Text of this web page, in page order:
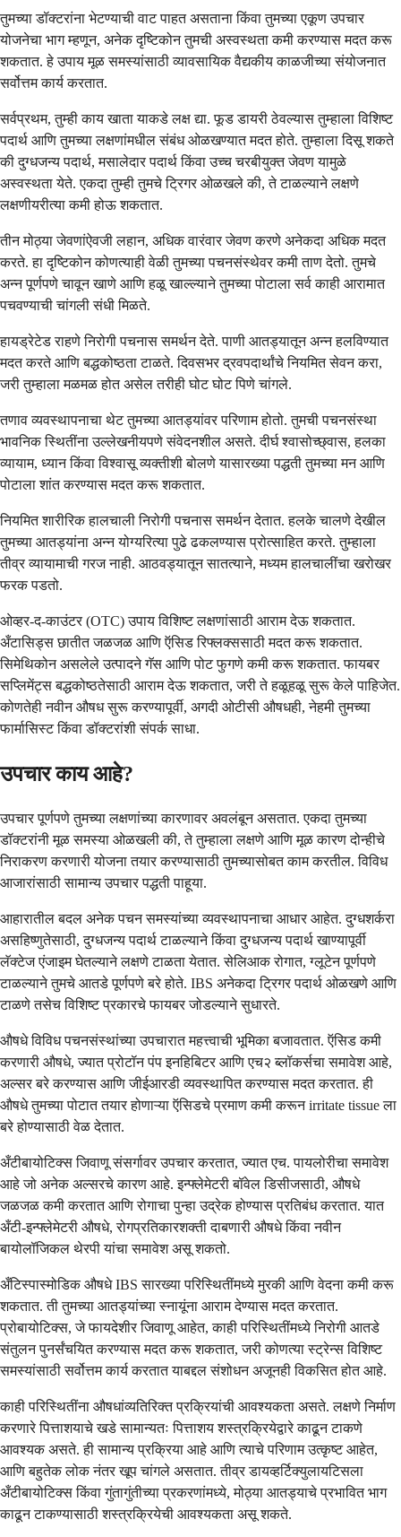
तुमच्या डॉक्टरांना भेटण्याची वाट पाहत असताना किंवा तुमच्या एकूण उपचार
योजनेचा भाग म्हणून, अनेक दृष्टिकोन तुमची अस्वस्थता कमी करण्यास मदत करू
शकतात. हे उपाय मूळ समस्यांसाठी व्यावसायिक वैद्यकीय काळजीच्या संयोजनात
सर्वोत्तम कार्य करतात.
सर्वप्रथम, तुम्ही काय खाता याकडे लक्ष द्या. फूड डायरी ठेवल्यास तुम्हाला विशिष्ट
पदार्थ आणि तुमच्या लक्षणांमधील संबंध ओळखण्यात मदत होते. तुम्हाला दिसू शकते
की दुग्धजन्य पदार्थ, मसालेदार पदार्थ किंवा उच्च चरबीयुक्त जेवण यामुळे
अस्वस्थता येते. एकदा तुम्ही तुमचे ट्रिगर ओळखले की, ते टाळल्याने लक्षणे
लक्षणीयरीत्या कमी होऊ शकतात.
तीन मोठ्या जेवणांऐवजी लहान, अधिक वारंवार जेवण करणे अनेकदा अधिक मदत
करते. हा दृष्टिकोन कोणत्याही वेळी तुमच्या पचनसंस्थेवर कमी ताण देतो. तुमचे
अन्न पूर्णपणे चावून खाणे आणि हळू खाल्ल्याने तुमच्या पोटाला सर्व काही आरामात
पचवण्याची चांगली संधी मिळते.
हायड्रेटेड राहणे निरोगी पचनास समर्थन देते. पाणी आतड्यातून अन्न हलविण्यात
मदत करते आणि बद्धकोष्ठता टाळते. दिवसभर द्रवपदार्थांचे नियमित सेवन करा,
जरी तुम्हाला मळमळ होत असेल तरीही घोट घोट पिणे चांगले.
तणाव व्यवस्थापनाचा थेट तुमच्या आतड्यांवर परिणाम होतो. तुमची पचनसंस्था
भावनिक स्थितींना उल्लेखनीयपणे संवेदनशील असते. दीर्घ श्वासोच्छ्वास, हलका
व्यायाम, ध्यान किंवा विश्वासू व्यक्तीशी बोलणे यासारख्या पद्धती तुमच्या मन आणि
पोटाला शांत करण्यास मदत करू शकतात.
नियमित शारीरिक हालचाली निरोगी पचनास समर्थन देतात. हलके चालणे देखील
तुमच्या आतड्यांना अन्न योग्यरित्या पुढे ढकलण्यास प्रोत्साहित करते. तुम्हाला
तीव्र व्यायामाची गरज नाही. आठवड्यातून सातत्याने, मध्यम हालचालींचा खरोखर
फरक पडतो.
ओव्हर-द-काउंटर (OTC) उपाय विशिष्ट लक्षणांसाठी आराम देऊ शकतात.
अँटासिड्स छातीत जळजळ आणि ऍसिड रिफ्लक्ससाठी मदत करू शकतात.
सिमेथिकोन असलेले उत्पादने गॅस आणि पोट फुगणे कमी करू शकतात. फायबर
सप्लिमेंट्स बद्धकोष्ठतेसाठी आराम देऊ शकतात, जरी ते हळूहळू सुरू केले पाहिजेत.
कोणतेही नवीन औषध सुरू करण्यापूर्वी, अगदी ओटीसी औषधही, नेहमी तुमच्या
फार्मासिस्ट किंवा डॉक्टरांशी संपर्क साधा.
उपचार काय आहे?
उपचार पूर्णपणे तुमच्या लक्षणांच्या कारणावर अवलंबून असतात. एकदा तुमच्या
डॉक्टरांनी मूळ समस्या ओळखली की, ते तुम्हाला लक्षणे आणि मूळ कारण दोन्हीचे
निराकरण करणारी योजना तयार करण्यासाठी तुमच्यासोबत काम करतील. विविध
आजारांसाठी सामान्य उपचार पद्धती पाहूया.
आहारातील बदल अनेक पचन समस्यांच्या व्यवस्थापनाचा आधार आहेत. दुग्धशर्करा
असहिष्णुतेसाठी, दुग्धजन्य पदार्थ टाळल्याने किंवा दुग्धजन्य पदार्थ खाण्यापूर्वी
लॅक्टेज एंजाइम घेतल्याने लक्षणे टाळता येतात. सेलिआक रोगात, ग्लूटेन पूर्णपणे
टाळल्याने तुमचे आतडे पूर्णपणे बरे होते. IBS अनेकदा ट्रिगर पदार्थ ओळखणे आणि
टाळणे तसेच विशिष्ट प्रकारचे फायबर जोडल्याने सुधारते.
औषधे विविध पचनसंस्थांच्या उपचारात महत्त्वाची भूमिका बजावतात. ऍसिड कमी
करणारी औषधे, ज्यात प्रोटॉन पंप इनहिबिटर आणि एच२ ब्लॉकर्सचा समावेश आहे,
अल्सर बरे करण्यास आणि जीईआरडी व्यवस्थापित करण्यास मदत करतात. ही
औषधे तुमच्या पोटात तयार होणाऱ्या ऍसिडचे प्रमाण कमी करून irritate tissue ला
बरे होण्यासाठी वेळ देतात.
अँटीबायोटिक्स जिवाणू संसर्गावर उपचार करतात, ज्यात एच. पायलोरीचा समावेश
आहे जो अनेक अल्सरचे कारण आहे. इन्फ्लेमेटरी बॉवेल डिसीजसाठी, औषधे
जळजळ कमी करतात आणि रोगाचा पुन्हा उद्रेक होण्यास प्रतिबंध करतात. यात
अँटी-इन्फ्लेमेटरी औषधे, रोगप्रतिकारशक्ती दाबणारी औषधे किंवा नवीन
बायोलॉजिकल थेरपी यांचा समावेश असू शकतो.
अँटिस्पास्मोडिक औषधे IBS सारख्या परिस्थितींमध्ये मुरकी आणि वेदना कमी करू
शकतात. ती तुमच्या आतड्यांच्या स्नायूंना आराम देण्यास मदत करतात.
प्रोबायोटिक्स, जे फायदेशीर जिवाणू आहेत, काही परिस्थितींमध्ये निरोगी आतडे
संतुलन पुनर्संचयित करण्यास मदत करू शकतात, जरी कोणत्या स्ट्रेन्स विशिष्ट
समस्यांसाठी सर्वोत्तम कार्य करतात याबद्दल संशोधन अजूनही विकसित होत आहे.
काही परिस्थितींना औषधांव्यतिरिक्त प्रक्रियांची आवश्यकता असते. लक्षणे निर्माण
करणारे पित्ताशयाचे खडे सामान्यतः पित्ताशय शस्त्रक्रियेद्वारे काढून टाकणे
आवश्यक असते. ही सामान्य प्रक्रिया आहे आणि त्याचे परिणाम उत्कृष्ट आहेत,
आणि बहुतेक लोक नंतर खूप चांगले असतात. तीव्र डायव्हर्टिक्युलायटिसला
अँटीबायोटिक्स किंवा गुंतागुंतीच्या प्रकरणांमध्ये, मोठ्या आतड्याचे प्रभावित भाग
काढून टाकण्यासाठी शस्त्रक्रियेची आवश्यकता असू शकते.